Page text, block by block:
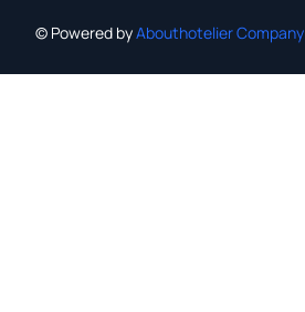
© Powered byAbouthotelier Company